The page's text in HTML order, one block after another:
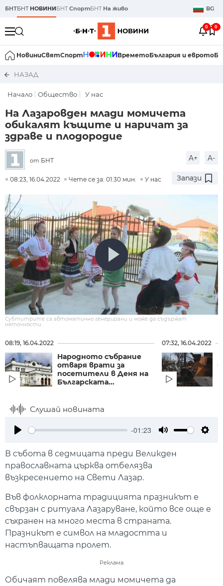
БНТБНТ НОВИНИБНТСпортБНТ На живо BG
0 0
НовиниСвятСпорт ВреметоБългария и еврото
НАЗАД
Начало Общество У нас
На Лазаровден млади момичета
обикалят къщите и наричат за
здраве и плодородие
от БНТ A+ A-
08:23, 16.04.2022 Чете се за: 01:30 мин. У нас Запази
Субтитрите са автоматично генерирани и може да съдържат
неточности.
08:19, 16.04.2022
Народното събрание
отваря врати за
посетители в Деня на
Българската...
07:32, 16.04.2022
Слушай новината
-01:23
В събота в седмицата преди Великден
православната църква отбелязва
възкресението на Свети Лазар.
Във фолклорната традицията празникът е
свързан с ритуала Лазаруване, който все още е
съхранен на много места в страната.
Празникът е символ на младостта и
настъпващата пролет.
Реклама
Обичаят повелява млади момичета да